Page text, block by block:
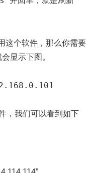
这个软件，那么你需要
显示下图。
，我们可以看到如下